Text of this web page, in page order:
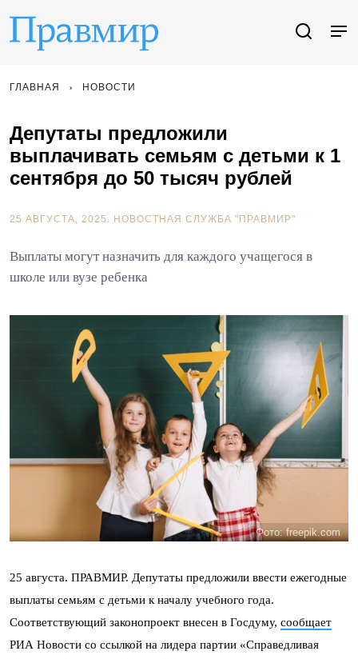
ГЛАВНАЯ НОВОСТИ
Депутаты предложили
выплачивать семьям с детьми к 1
сентября до 50 тысяч рублей
25 АВГУСТА, 2025. НОВОСТНАЯ СЛУЖБА "ПРАВМИР"
Выплаты могут назначить для каждого учащегося в
школе или вузе ребенка
Фото: freepik.com
25 августа. ПРАВМИР. Депутаты предложили ввести ежегодные
выплаты семьям с детьми к началу учебного года.
Соответствующий законопроект внесен в Госдуму, сообщает
РИА Новости со ссылкой на лидера партии «Справедливая